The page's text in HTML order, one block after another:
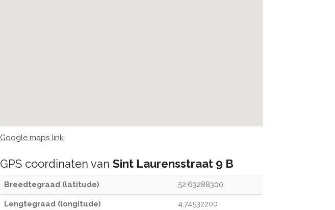
Google maps link
GPS coordinaten van Sint Laurensstraat 9 B
Breedtegraad (latitude) 52.63288300
Lengtegraad (longitude) 4.74532200